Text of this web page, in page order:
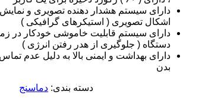
دارای سیستم هشدار دهنده تصویری و
اشکال تصویری ( استیکرهای گرافیکی )
دارای سیستم قابلیت خاموشی خودکار در
دستگاه ( جلوگیری از هدر رفتن انرژی )
دارای بهداشت و ایمنی بالا به دلیل عدم
بدن
دسته بندی: دماسنج